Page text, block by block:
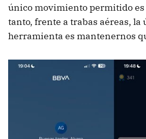
único movimiento permitido es
tanto, frente a trabas aéreas, la
herramienta es mantenernos